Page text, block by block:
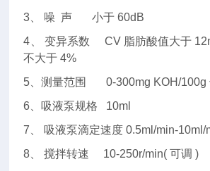
3、 噪 声 小于60dB
4、 变异系数 CV 脂肪酸值大于
不大于4%
5、测量范围 0-300mg KOH/100g
6、 吸液泵规格
10ml
7、 吸液泵滴定速度0.5ml/min-
8、搅拌转速 10-250r/min(可调)